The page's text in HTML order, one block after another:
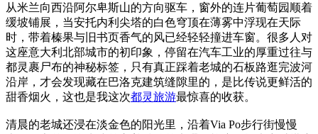
从米兰向西沿阿尔卑斯山的方向驱车，窗外的连片葡萄园顺着
缓坡铺展，当安托内利尖塔的白色穹顶在薄雾中浮现在天际
时，带着榛果与旧书页香气的风已经轻轻撞进车窗。很多人对
这座意大利北部城市的初印象，停留在汽车工业的厚重过往与
都灵裹尸布的神秘标签，只有真正踩着老城的石板路逛完波河
沿岸，才会发现藏在巴洛克建筑缝隙里的，是比传说更鲜活的
甜香烟火，这也是我这次都灵旅游最惊喜的收获。
清晨的老城还浸在淡金色的阳光里，沿着Via Po步行街慢慢